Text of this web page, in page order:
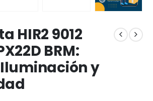
HIR2 9012
BRM:
y